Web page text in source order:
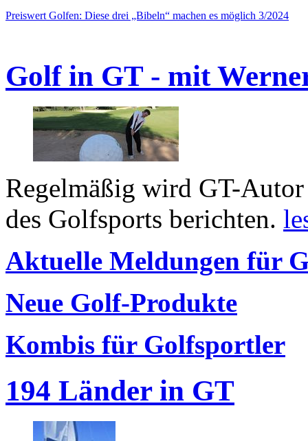
Preiswert Golfen: Diese drei „Bibeln“ machen es möglich 3/2024
Golf in GT - mit
Regelmäßig wird GT-
des Golfsports berichten.
Aktuelle Meldungen für
Neue Golf-Produkte
Kombis für Golfsportler
194 Länder in GT